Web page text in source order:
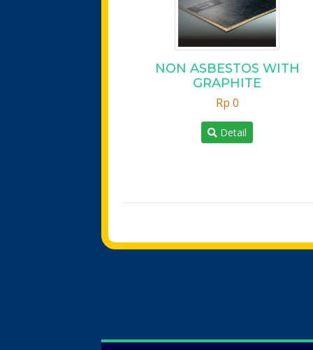
NON ASBESTOS WITH
GRAPHITE
Rp 0
Detail